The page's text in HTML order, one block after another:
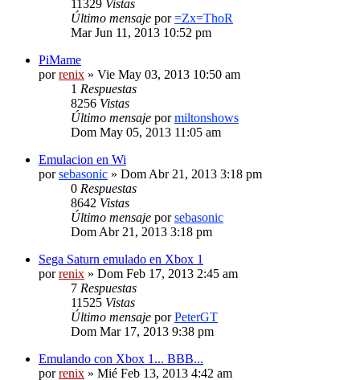
11329 Vistas
Último mensaje por=Zx=ThoR
Mar Jun 11, 2013 10:52 pm
PiMame
porrenix » Vie May 03, 2013 10:50 am
1 Respuestas
8256 Vistas
Último mensaje pormiltonshows
Dom May 05, 2013 11:05 am
Emulacion en Wi
porsebasonic » Dom Abr 21, 2013 3:18 pm
0 Respuestas
8642 Vistas
Último mensaje porsebasonic
Dom Abr 21, 2013 3:18 pm
Sega Saturn emulado en Xbox 1
porrenix » Dom Feb 17, 2013 2:45 am
7 Respuestas
11525 Vistas
Último mensaje porPeterGT
Dom Mar 17, 2013 9:38 pm
Emulando con Xbox 1... BBB...
porrenix » Mié Feb 13, 2013 4:42 am